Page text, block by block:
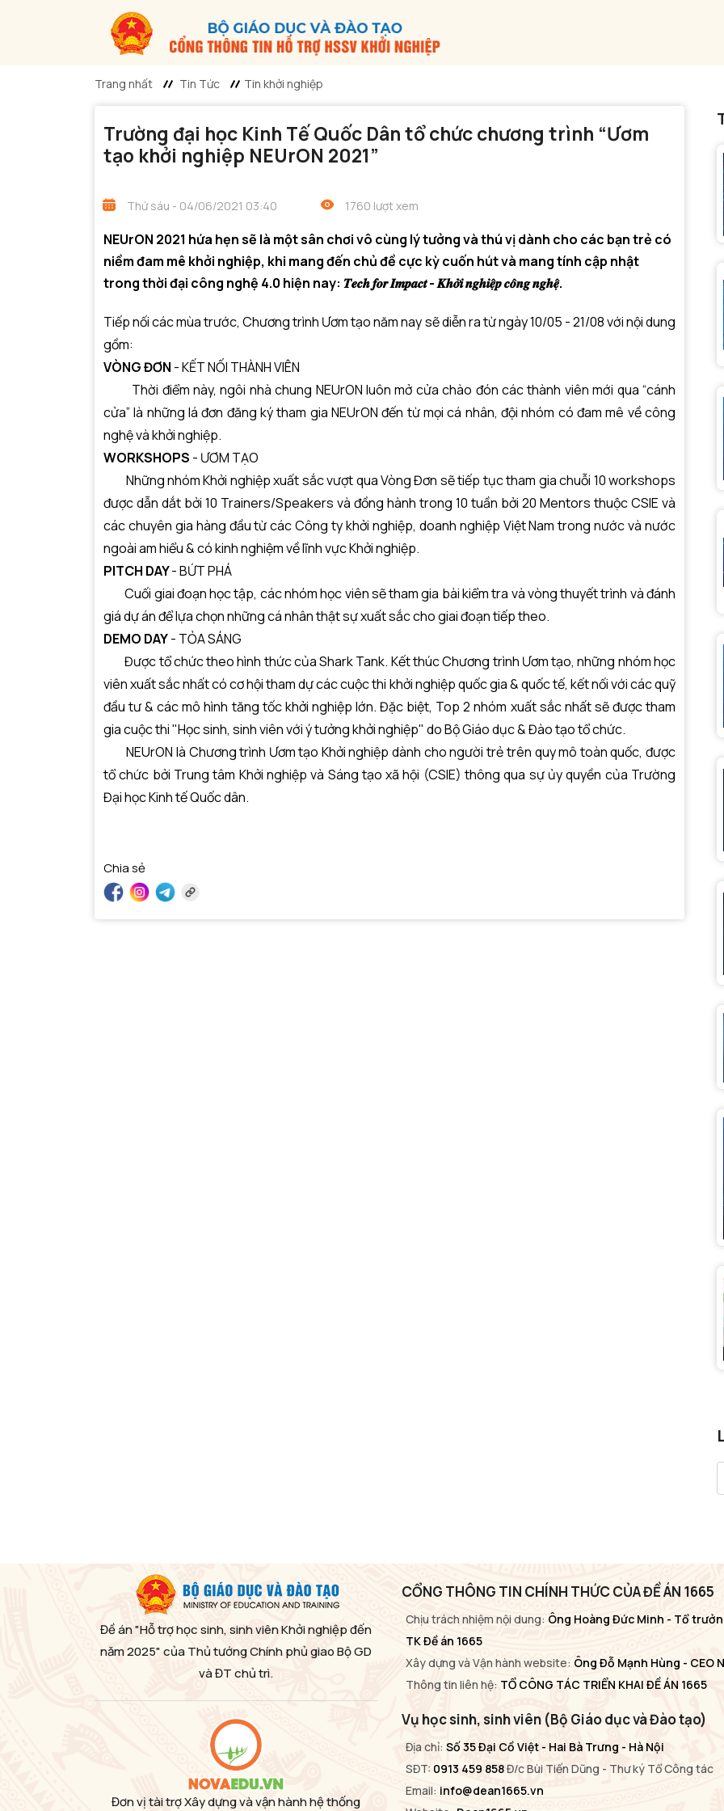
Trang nhất Tin Tức Tin khởi nghiệp
Trường đại học Kinh Tế Quốc Dân tổ chức chương trình “Ươm
tạo khởi nghiệp NEUrON 2021”
Thứ sáu - 04/06/2021 03:40 1760 lượt xem
NEUrON 2021 hứa hẹn sẽ là một sân chơi vô cùng lý tưởng và thú vị dành cho các bạn trẻ có
niềm đam mê khởi nghiệp, khi mang đến chủ đề cực kỳ cuốn hút và mang tính cập nhật
trong thời đại công nghệ 4.0 hiện nay: 𝑻𝒆𝒄𝒉 𝒇𝒐𝒓 𝑰𝒎𝒑𝒂𝒄𝒕 - 𝑲𝒉𝒐̛̉𝒊 𝒏𝒈𝒉𝒊𝒆̣̂𝒑 𝒄𝒐̂𝒏𝒈 𝒏𝒈𝒉𝒆̣̂.
Tiếp nối các mùa trước, Chương trình Ươm tạo năm nay sẽ diễn ra từ ngày 10/05 - 21/08 với nội dung
gồm:
VÒNG ĐƠN - KẾT NỐI THÀNH VIÊN
Thời điểm này, ngôi nhà chung NEUrON luôn mở cửa chào đón các thành viên mới qua “cánh
cửa” là những lá đơn đăng ký tham gia NEUrON đến từ mọi cá nhân, đội nhóm có đam mê về công
nghệ và khởi nghiệp.
WORKSHOPS - ƯƠM TẠO
Những nhóm Khởi nghiệp xuất sắc vượt qua Vòng Đơn sẽ tiếp tục tham gia chuỗi 10 workshops
được dẫn dắt bởi 10 Trainers/Speakers và đồng hành trong 10 tuần bởi 20 Mentors thuộc CSIE và
các chuyên gia hàng đầu từ các Công ty khởi nghiệp, doanh nghiệp Việt Nam trong nước và nước
ngoài am hiểu & có kinh nghiệm về lĩnh vực Khởi nghiệp.
PITCH DAY- BỨT PHÁ
Cuối giai đoạn học tập, các nhóm học viên sẽ tham gia bài kiểm tra và vòng thuyết trình và đánh
giá dự án để lựa chọn những cá nhân thật sự xuất sắc cho giai đoạn tiếp theo.
DEMO DAY- TỎA SÁNG
Được tổ chức theo hình thức của Shark Tank. Kết thúc Chương trình Ươm tạo, những nhóm học
viên xuất sắc nhất có cơ hội tham dự các cuộc thi khởi nghiệp quốc gia & quốc tế, kết nối với các quỹ
đầu tư & các mô hình tăng tốc khởi nghiệp lớn. Đặc biệt, Top 2 nhóm xuất sắc nhất sẽ được tham
gia cuộc thi "Học sinh, sinh viên với ý tưởng khởi nghiệp" do Bộ Giáo dục & Đào tạo tổ chức.
NEUrON là Chương trình Ươm tạo Khởi nghiệp dành cho người trẻ trên quy mô toàn quốc, được
tổ chức bởi Trung tâm Khởi nghiệp và Sáng tạo xã hội (CSIE) thông qua sự ủy quyền của Trường
Đại học Kinh tế Quốc dân.
Chia sẻ
Đề án "Hỗ trợ học sinh, sinh viên Khởi nghiệp đến
năm 2025" của Thủ tướng Chính phủ giao Bộ GD
và ĐT chủ trì.
Đơn vị tài trợ Xây dựng và vận hành hệ thống
CỔNG THÔNG TIN CHÍNH THỨC CỦA ĐỀ ÁN 1665
Chịu trách nhiệm nội dung: Ông Hoàng Đức Minh - Tổ
TK Đề án 1665
Xây dựng và Vận hành website: Ông Đỗ Mạnh Hùng - CEO
Thông tin liên hệ: TỔ CÔNG TÁC TRIỂN KHAI ĐỀ ÁN 1665
Vụ học sinh, sinh viên (Bộ Giáo dục và Đào tạo)
Địa chỉ: Số 35 Đại Cồ Việt - Hai Bà Trưng - Hà Nội
SĐT: 0913 459 858Đ/c Bùi Tiến Dũng - Thư ký Tổ Công tác
Email: info@dean1665.vn